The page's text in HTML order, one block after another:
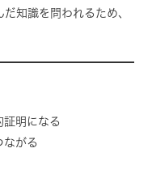
知識を問われるため、
証明になる
ながる